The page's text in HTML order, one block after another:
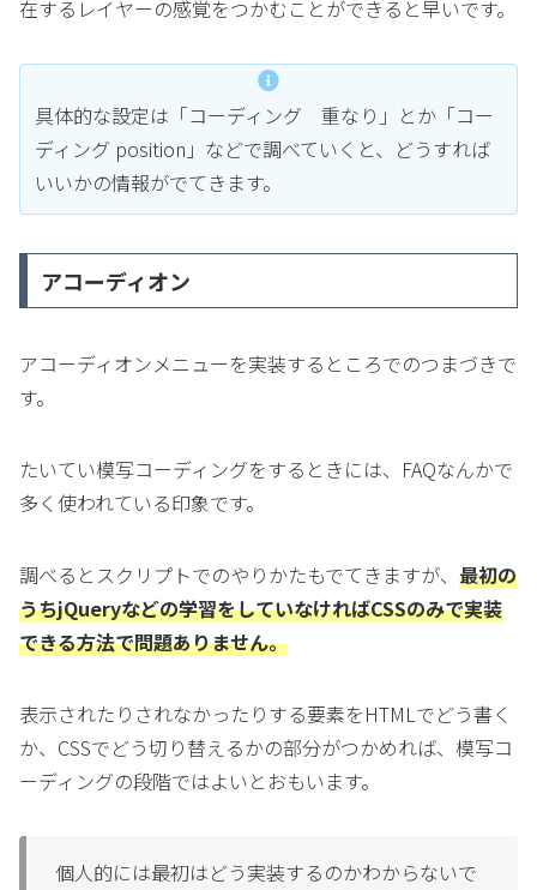
在するレイヤーの感覚をつかむことができると早いです。
具体的な設定は「コーディング 重なり」とか「コー
ディング position」などで調べていくと、どうすれば
いいかの情報がでてきます。
アコーディオン
アコーディオンメニューを実装するところでのつまづきで
す。
たいてい模写コーディングをするときには、FAQなんかで
多く使われている印象です。
調べるとスクリプトでのやりかたもでてきますが、 最初の
うちjQueryなどの学習をしていなければCSSのみで実装
できる方法で問題ありません。
表示されたりされなかったりする要素をHTMLでどう書く
か、CSSでどう切り替えるかの部分がつかめれば、模写コ
ーディングの段階ではよいとおもいます。
個人的には最初はどう実装するのかわからないで